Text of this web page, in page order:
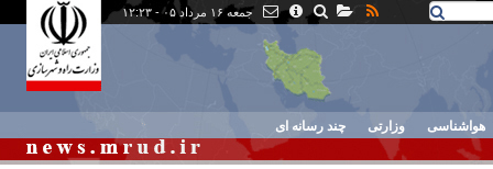
جمعه ۱۶ مرداد ۰۵ - ۱۲:۲۳
هواشناسی وزارتی چند رسانه ای